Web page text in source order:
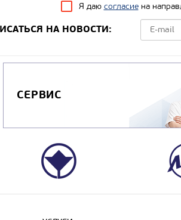
Я даю согласиена
НА НОВОСТИ:
СЕРВИС